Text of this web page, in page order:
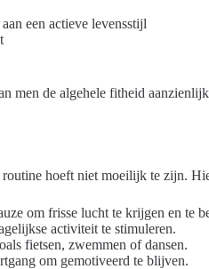
een actieve levensstijl
men de algehele fitheid
hoeft niet moeilijk te zijn.
om frisse lucht te krijgen en te
activiteit te stimuleren.
fietsen, zwemmen of dansen.
om gemotiveerd te blijven.